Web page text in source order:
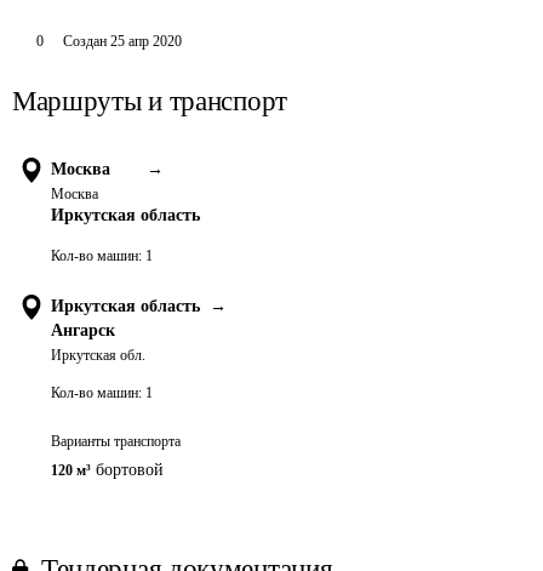
0 Создан 25 апр 2020
Маршруты и транспорт
Москва →
Москва
Иркутская область
Кол-во машин: 1
Иркутская область
→
Ангарск
Иркутская обл.
Кол-во машин: 1
Варианты транспорта
120 м³ бортовой